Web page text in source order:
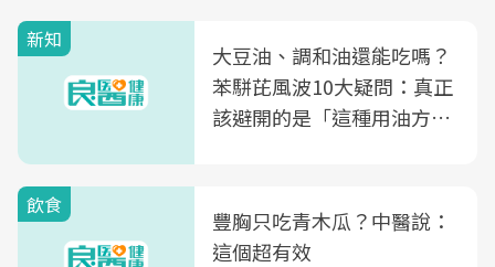
新知
大豆油、調和油還能吃嗎？
苯駢芘風波10大疑問：真正
該避開的是「這種用油方
飲食
豐胸只吃青木瓜？中醫說：
這個超有效